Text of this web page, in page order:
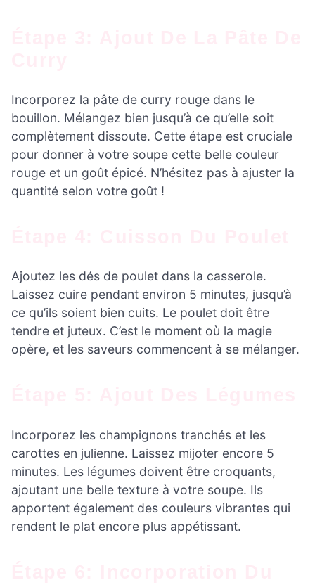
Incorporez la pâte de curry rouge dans le
bouillon. Mélangez bien jusqu’à ce qu’elle soit
complètement dissoute. Cette étape est cruciale
pour donner à votre soupe cette belle couleur
rouge et un goût épicé. N’hésitez pas à ajuster la
quantité selon votre goût !
Ajoutez les dés de poulet dans la casserole.
Laissez cuire pendant environ 5 minutes, jusqu’à
ce qu’ils soient bien cuits. Le poulet doit être
tendre et juteux. C’est le moment où la magie
opère, et les saveurs commencent à se mélanger.
Incorporez les champignons tranchés et les
carottes en julienne. Laissez mijoter encore 5
minutes. Les légumes doivent être croquants,
ajoutant une belle texture à votre soupe. Ils
apportent également des couleurs vibrantes qui
rendent le plat encore plus appétissant.